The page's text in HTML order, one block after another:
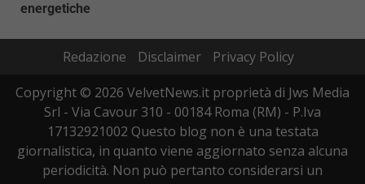
energetiche
Redazione Disclaimer
Privacy Policy
Copyright © 2026 VelvetNews.it proprietà di Jws Media
Srl - Via Cavour 310 - 00184 Roma (RM) - P.Iva
17132921002 Questo blog non è una testata
giornalistica, in quanto viene aggiornato senza alcuna
periodicità. Non può pertanto considerarsi un